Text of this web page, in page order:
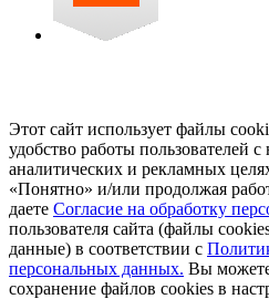
Этот сайт использует файлы
удобство работы пользователей
аналитических и рекламных
«Понятно» и/или продолжая
даете Согласие на обработку
пользователя сайта (файлы
данные) в соответствии с
персональных данных. Вы
сохранение файлов cookies в